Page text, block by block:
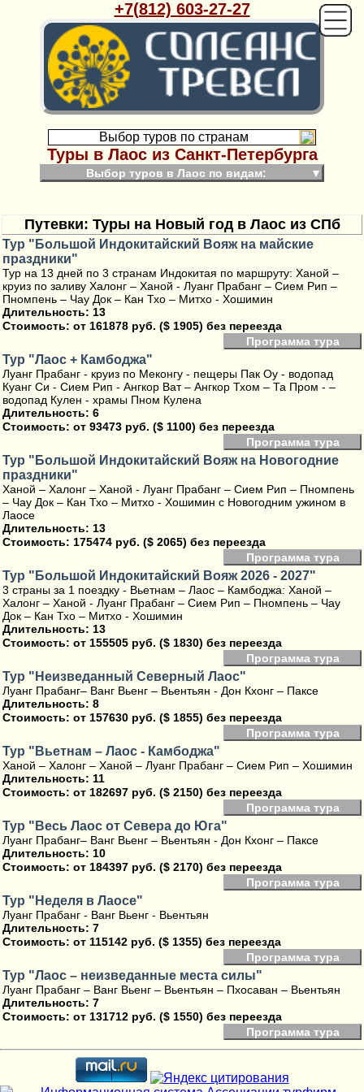
+7(812) 603-27-27
Выбор туров по странам
Туры в Лаос из Санкт-Петербурга
Выбор туров в Лаос по видам: ▼
Путевки: Туры на Новый год в Лаос из СПб
Тур "Большой Индокитайский Вояж на майские
праздники"
Тур на 13 дней по 3 странам Индокитая по маршруту: Ханой –
круиз по заливу Халонг – Ханой - Луанг Прабанг – Сием Рип –
Пномпень – Чау Док – Кан Тхо – Митхо - Хошимин
Длительность: 13
Стоимость: от 161878 руб. ($ 1905) без переезда
Программа тура
Тур "Лаос + Камбоджа"
Луанг Прабанг - круиз по Меконгу - пещеры Пак Оу - водопад
Куанг Си - Сием Рип - Ангкор Ват – Ангкор Тхом – Та Пром - –
водопад Кулен - храмы Пном Кулена
Длительность: 6
Стоимость: от 93473 руб. ($ 1100) без переезда
Программа тура
Тур "Большой Индокитайский Вояж на Новогодние
праздники"
Ханой – Халонг – Ханой - Луанг Прабанг – Сием Рип – Пномпень
– Чау Док – Кан Тхо – Митхо - Хошимин с Новогодним ужином в
Лаосе
Длительность: 13
Стоимость: 175474 руб. ($ 2065) без переезда
Программа тура
Тур "Большой Индокитайский Вояж 2026 - 2027"
3 страны за 1 поездку - Вьетнам – Лаос – Камбоджа: Ханой –
Халонг – Ханой - Луанг Прабанг – Сием Рип – Пномпень – Чау
Док – Кан Тхо – Митхо - Хошимин
Длительность: 13
Стоимость: от 155505 руб. ($ 1830) без переезда
Программа тура
Тур "Неизведанный Северный Лаос"
Луанг Прабанг– Ванг Вьенг – Вьентьян - Дон Кхонг – Паксе
Длительность: 8
Стоимость: от 157630 руб. ($ 1855) без переезда
Программа тура
Тур "Вьетнам – Лаос - Камбоджа"
Ханой – Халонг – Ханой – Луанг Прабанг – Сием Рип – Хошимин
Длительность: 11
Стоимость: от 182697 руб. ($ 2150) без переезда
Программа тура
Тур "Весь Лаос от Севера до Юга"
Луанг Прабанг– Ванг Вьенг – Вьентьян - Дон Кхонг – Паксе
Длительность: 10
Стоимость: от 184397 руб. ($ 2170) без переезда
Программа тура
Тур "Неделя в Лаосе"
Луанг Прабанг - Ванг Вьенг - Вьентьян
Длительность: 7
Стоимость: от 115142 руб. ($ 1355) без переезда
Программа тура
Тур "Лаос – неизведанные места силы"
Луанг Прабанг – Ванг Вьенг – Вьентьян – Пхосаван – Вьентьян
Длительность: 7
Стоимость: от 131712 руб. ($ 1550) без переезда
Программа тура